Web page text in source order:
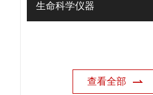
生命科学仪器
查看全部